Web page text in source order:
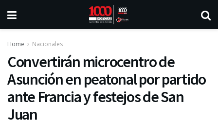
Home Nacionales
Convertirán microcentro de
Asunción en peatonal por partido
ante Francia y festejos de San
Juan